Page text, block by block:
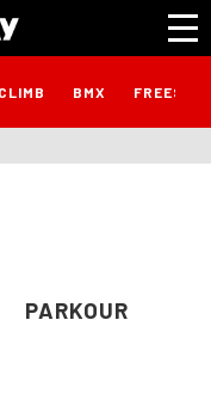
CLIMB BMX
PARKOUR